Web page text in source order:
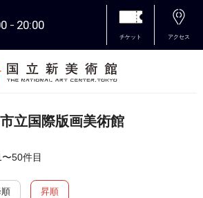
20:00
チケット アクセス
立国際版画美術館
50件目
順 昇順